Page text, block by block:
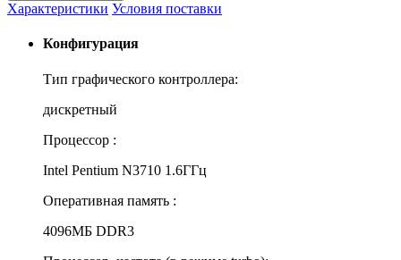
Характеристики Условия поставки
Конфигурация
Тип графического контроллера:
дискретный
Процессор :
Intel Pentium N3710 1.6ГГц
Оперативная память :
4096МБ DDR3